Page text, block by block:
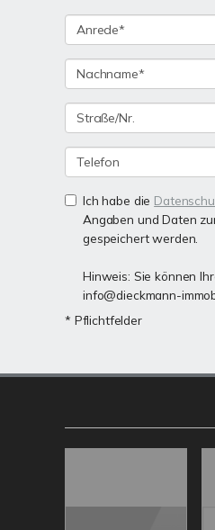
Ich habe die
Angaben und Daten
gespeichert werden.
Hinweis: Sie können
info@dieckmann-
* Pflichtfelder